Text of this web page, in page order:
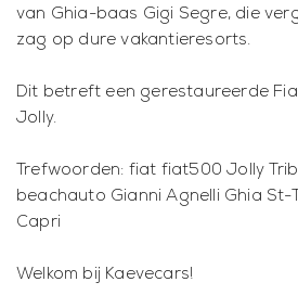
van Ghia-baas Gigi Segre, die
zag op dure vakantieresorts.
Dit betreft een gerestaureerde
Jolly.
Trefwoorden: fiat fiat500 Jolly
beachauto Gianni Agnelli Ghia St-
Capri
Welkom bij Kaevecars!